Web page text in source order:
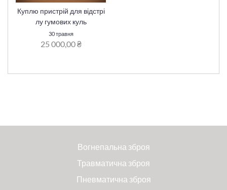
Куплю пристрій для відстрі
лу гумових куль
30 травня
25 000,00 ₴
Вогнепальна зброя
Травматична зброя
Пневматична зброя